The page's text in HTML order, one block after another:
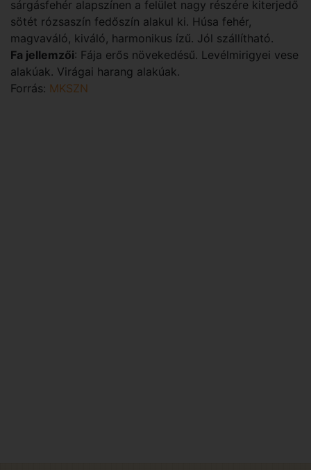
sárgásfehér alapszínen a felület nagy részére kiterjedő
sötét rózsaszín fedőszín alakul ki. Húsa fehér,
magvaváló, kiváló, harmonikus ízű. Jól szállítható.
Fa jellemzői: Fája erős növekedésű. Levélmirigyei vese
alakúak. Virágai harang alakúak.
Forrás: MKSZN